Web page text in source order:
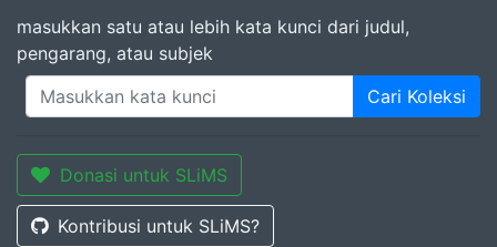
masukkan satu atau lebih kata kunci dari judul,
pengarang, atau subjek
Cari Koleksi
Donasi untuk SLiMS
Kontribusi untuk SLiMS?